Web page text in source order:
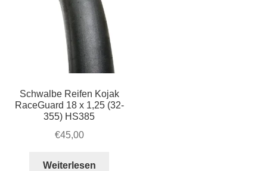
Schwalbe Reifen Kojak
RaceGuard 18 x 1,25 (32-
355) HS385
€45,00
Weiterlesen